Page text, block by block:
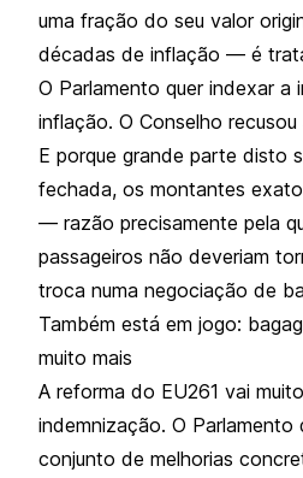
uma fração do seu valor
décadas de inflação — é
O Parlamento quer indexar a
inflação. O Conselho recusou
E porque grande parte disto
fechada, os montantes
— razão precisamente pela
passageiros não deveriam
troca numa negociação de
Também está em jogo:
muito mais
A reforma do EU261 vai
indemnização. O
conjunto de melhorias